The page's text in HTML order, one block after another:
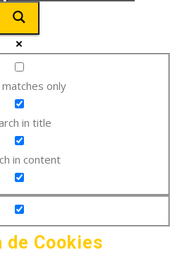
matches only
in title
in content
de Cookies